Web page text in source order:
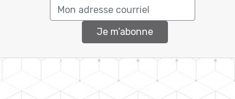
Je m’abonne